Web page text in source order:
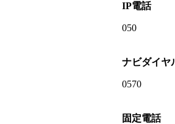
IP電話
050
ナビダイヤ
0570
固定電話